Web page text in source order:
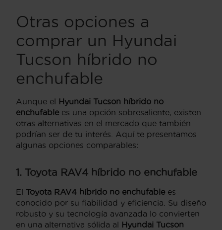
Otras opciones a
comprar un Hyundai
Tucson híbrido no
enchufable
Aunque el Hyundai Tucson híbrido no
enchufable es una opción sobresaliente, existen
otras alternativas en el mercado que también
podrían ser de tu interés. Aquí te presentamos
algunas opciones comparables:
1. Toyota RAV4 híbrido no enchufable
El Toyota RAV4 híbrido no enchufable es
conocido por su fiabilidad y eficiencia. Su diseño
robusto y su tecnología avanzada lo convierten
en una alternativa sólida al Hyundai Tucson